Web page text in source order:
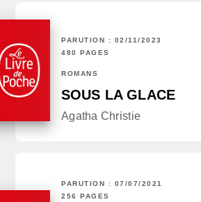
PARUTION : 02/11/2023
480 PAGES
ROMANS
SOUS LA GLACE
Agatha Christie
PARUTION : 07/07/2021
256 PAGES